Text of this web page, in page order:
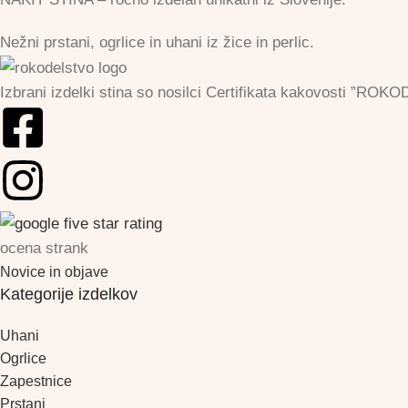
Nežni prstani, ogrlice in uhani iz žice in perlic.
Izbrani izdelki stina so nosilci Certifikata kakovosti
ocena strank
Novice in objave
Kategorije izdelkov
Uhani
Ogrlice
Zapestnice
Prstani